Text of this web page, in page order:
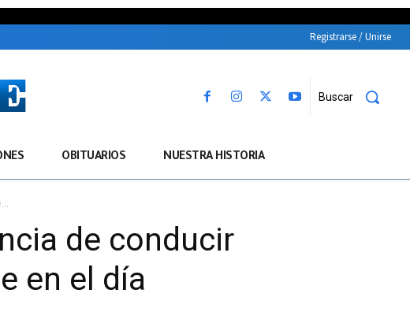
Registrarse / Unirse
Buscar
OBITUARIOS NUESTRA HISTORIA
de conducir
en el día